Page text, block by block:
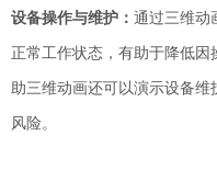
设备操作与维护： 通过三维动
正常工作状态，有助于降低因
助三维动画还可以演示设备维
风险。